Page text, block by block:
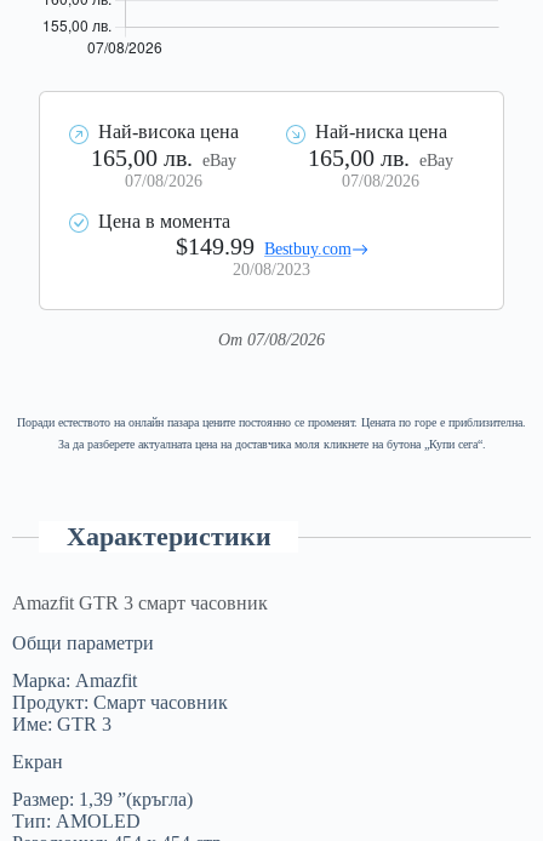
Най-висока цена
165,00 лв. eBay
07/08/2026
Най-ниска цена
165,00 лв. eBay
07/08/2026
Цена в момента
$149.99 Bestbuy.com
20/08/2023
От 07/08/2026
Поради естеството на онлайн пазара цените постоянно се променят. Цената по горе е приблизителна.
За да разберете актуалната цена на доставчика моля кликнете на бутона „Купи сега“.
Характеристики
Amazfit GTR 3 смарт часовник
Общи параметри
Марка: Amazfit
Продукт: Смарт часовник
Име: GTR 3
Екран
Размер: 1,39 ”(кръгла)
Тип: AMOLED